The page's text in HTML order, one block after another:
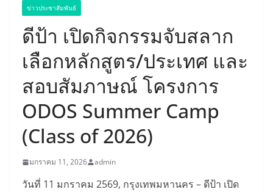
ข่าวประชาสัมพันธ์
ดีป้า เปิดกิจกรรมจับสลาก
เลือกหลักสูตร/ประเทศ และ
สอบสัมภาษณ์ โครงการ
ODOS Summer Camp
(Class of 2026)
มกราคม 11, 2026 admin
วันที่ 11 มกราคม 2569, กรุงเทพมหานคร – ดีป้า เปิด